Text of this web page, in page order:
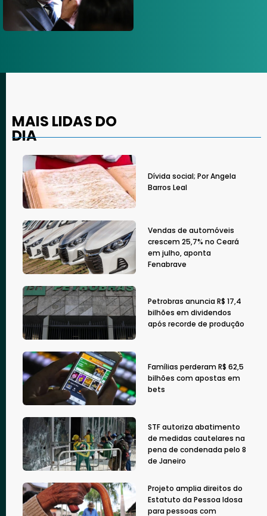
MAIS LIDAS DO
DIA
Dívida social; Por Angela
Barros Leal
Vendas de automóveis
crescem 25,7% no Ceará
em julho, aponta
Fenabrave
Petrobras anuncia R$ 17,4
bilhões em dividendos
após recorde de produção
Famílias perderam R$ 62,5
bilhões com apostas em
bets
STF autoriza abatimento
de medidas cautelares na
pena de condenada pelo 8
de Janeiro
Projeto amplia direitos do
Estatuto da Pessoa Idosa
para pessoas com